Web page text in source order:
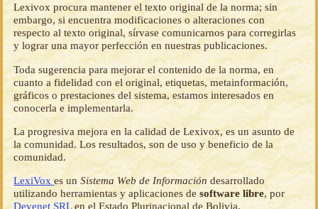
Lexivox procura mantener el texto original de la norma; sin
embargo, si encuentra modificaciones o alteraciones con
respecto al texto original, sírvase comunicarnos para corregirlas
y lograr una mayor perfección en nuestras publicaciones.
Toda sugerencia para mejorar el contenido de la norma, en
cuanto a fidelidad con el original, etiquetas, metainformación,
gráficos o prestaciones del sistema, estamos interesados en
conocerla e implementarla.
La progresiva mejora en la calidad de Lexivox, es un asunto de
la comunidad. Los resultados, son de uso y beneficio de la
comunidad.
LexiVoxes unSistema Web de Información desarrollado
utilizando herramientas y aplicaciones desoftware libre, por
Devenet SRLen el Estado Plurinacional de Bolivia.